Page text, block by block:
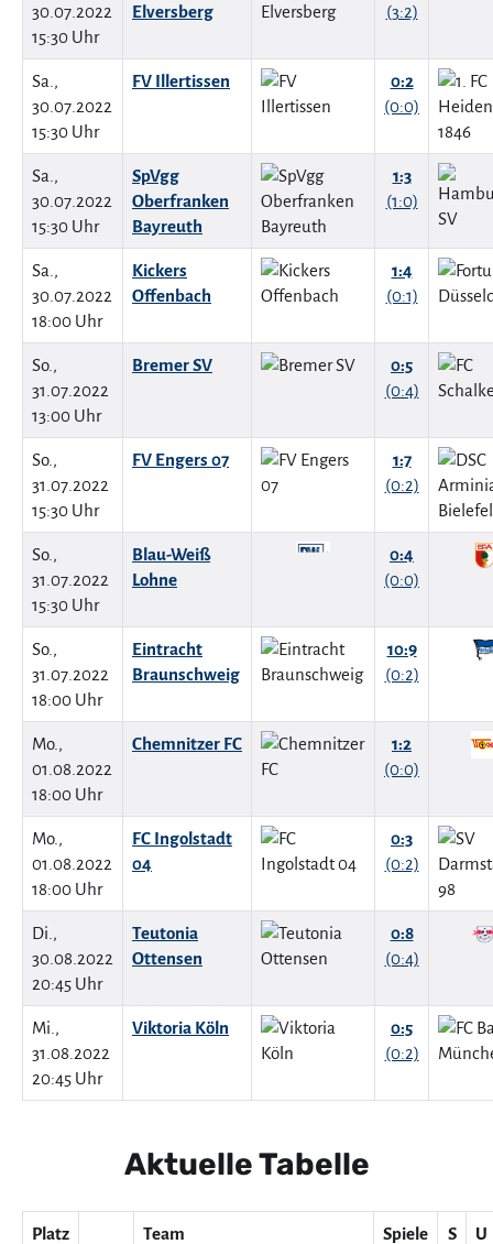
30.07.2022
15:30 Uhr
Elversberg (3:2)
Sa.,
30.07.2022
15:30 Uhr
FV Illertissen
0:2
(0:0)
Sa.,
30.07.2022
15:30 Uhr
SpVgg
Oberfranken
Bayreuth
1:3
(1:0)
Sa.,
30.07.2022
18:00 Uhr
Kickers
Offenbach
1:4
(0:1)
So.,
31.07.2022
13:00 Uhr
Bremer SV
0:5
(0:4)
So.,
31.07.2022
15:30 Uhr
FV Engers 07
1:7
(0:2)
So.,
31.07.2022
15:30 Uhr
Blau-Weiß
Lohne
0:4
(0:0)
So.,
31.07.2022
18:00 Uhr
Eintracht
Braunschweig
10:9
(0:2)
Mo.,
01.08.2022
18:00 Uhr
Chemnitzer FC
1:2
(0:0)
Mo.,
01.08.2022
18:00 Uhr
FC Ingolstadt
04
0:3
(0:2)
Di.,
30.08.2022
20:45 Uhr
Teutonia
Ottensen
0:8
(0:4)
Mi.,
31.08.2022
20:45 Uhr
Viktoria Köln
0:5
(0:2)
Aktuelle Tabelle
Platz Team Spiele S U